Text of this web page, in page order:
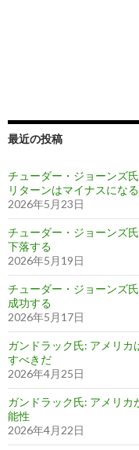
最近の投稿
チューダー・ジョーンズ
リターンはマイナスになる
2026年5月23日
チューダー・ジョーンズ
下落する
2026年5月19日
チューダー・ジョーンズ
成功する
2026年5月17日
ガンドラック氏: アメリカ
すべきだ
2026年4月25日
ガンドラック氏: アメリ
能性
2026年4月22日